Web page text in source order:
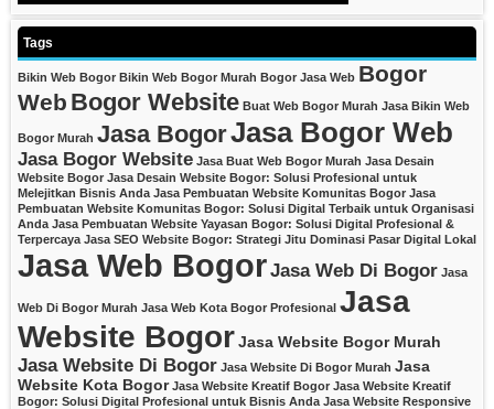
Tags
Bikin Web Bogor Bikin Web Bogor Murah Bogor Jasa Web Bogor
Web Bogor Website Buat Web Bogor Murah Jasa Bikin Web
Bogor Murah Jasa BogorJasa Bogor Web
Jasa Bogor Website Jasa Buat Web Bogor Murah Jasa Desain
Website Bogor Jasa Desain Website Bogor: Solusi Profesional untuk
Melejitkan Bisnis Anda Jasa Pembuatan Website Komunitas Bogor Jasa
Pembuatan Website Komunitas Bogor: Solusi Digital Terbaik untuk Organisasi
Anda Jasa Pembuatan Website Yayasan Bogor: Solusi Digital Profesional &
Terpercaya Jasa SEO Website Bogor: Strategi Jitu Dominasi Pasar Digital Lokal
Jasa Web BogorJasa Web Di Bogor Jasa
Web Di Bogor Murah Jasa Web Kota Bogor Profesional Jasa
Website BogorJasa Website Bogor Murah
Jasa Website Di Bogor Jasa Website Di Bogor Murah Jasa
Website Kota Bogor Jasa Website Kreatif Bogor Jasa Website Kreatif
Bogor: Solusi Digital Profesional untuk Bisnis Anda Jasa Website Responsive